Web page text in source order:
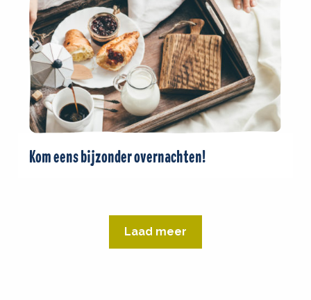
Kom eens bijzonder overnachten!
Laad meer